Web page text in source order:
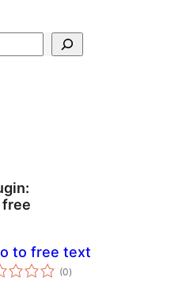
to free text
(0total
de
)